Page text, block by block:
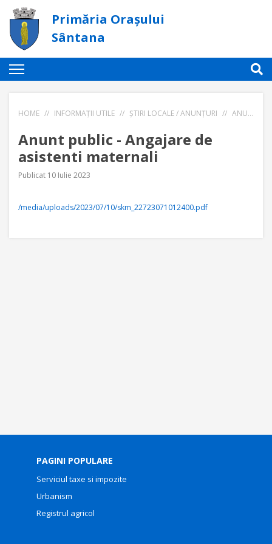
Primăria Orașului
Sântana
HOME // INFORMAȚII UTILE // ȘTIRI LOCALE / ANUNȚURI // ANUNT PUBLIC - ANGAJARE DE ASISTENTI MATERNALI
Anunt public - Angajare de
asistenti maternali
Publicat 10 Iulie 2023
/media/uploads/2023/07/10/skm_22723071012400.pdf
PAGINI POPULARE
Serviciul taxe si impozite
Urbanism
Registrul agricol